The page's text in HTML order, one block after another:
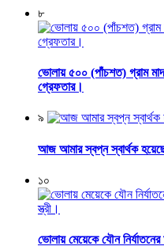
৮
ভোলায় ৫০০ (পাঁচশত) গ্রাম
গ্রেফতার।
৯
আজ আমার স্বপ্ন স্বার্থক
১০
ভোলায় মেয়েকে যৌন